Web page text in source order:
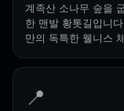
계족산 소나무 숲을
한 맨발 황톳길입니
만의 독특한 웰니스
📍